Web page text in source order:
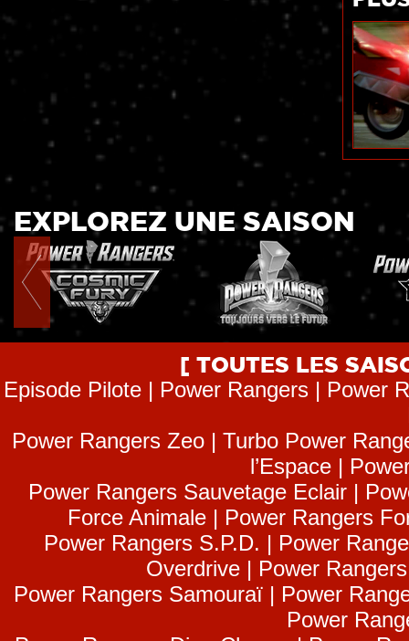
EXPLOREZ UNE SAISON
[ TOUTES LES
Episode Pilote | Power Rangers | Power
Power Rangers Zeo | Turbo Power
l’Espace |
Power Rangers Sauvetage Eclair |
Force Animale | Power Rangers
Power Rangers S.P.D. | Power
Overdrive | Power
Power Rangers Samouraï | Power
Power